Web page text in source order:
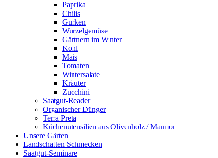
Paprika
Chilis
Gurken
Wurzelgemüse
Gärtnern im Winter
Kohl
Mais
Tomaten
Wintersalate
Kräuter
Zucchini
Saatgut-Reader
Organischer Dünger
Terra Preta
Küchenutensilien aus Olivenholz / Marmor
Unsere Gärten
Landschaften Schmecken
Saatgut-Seminare